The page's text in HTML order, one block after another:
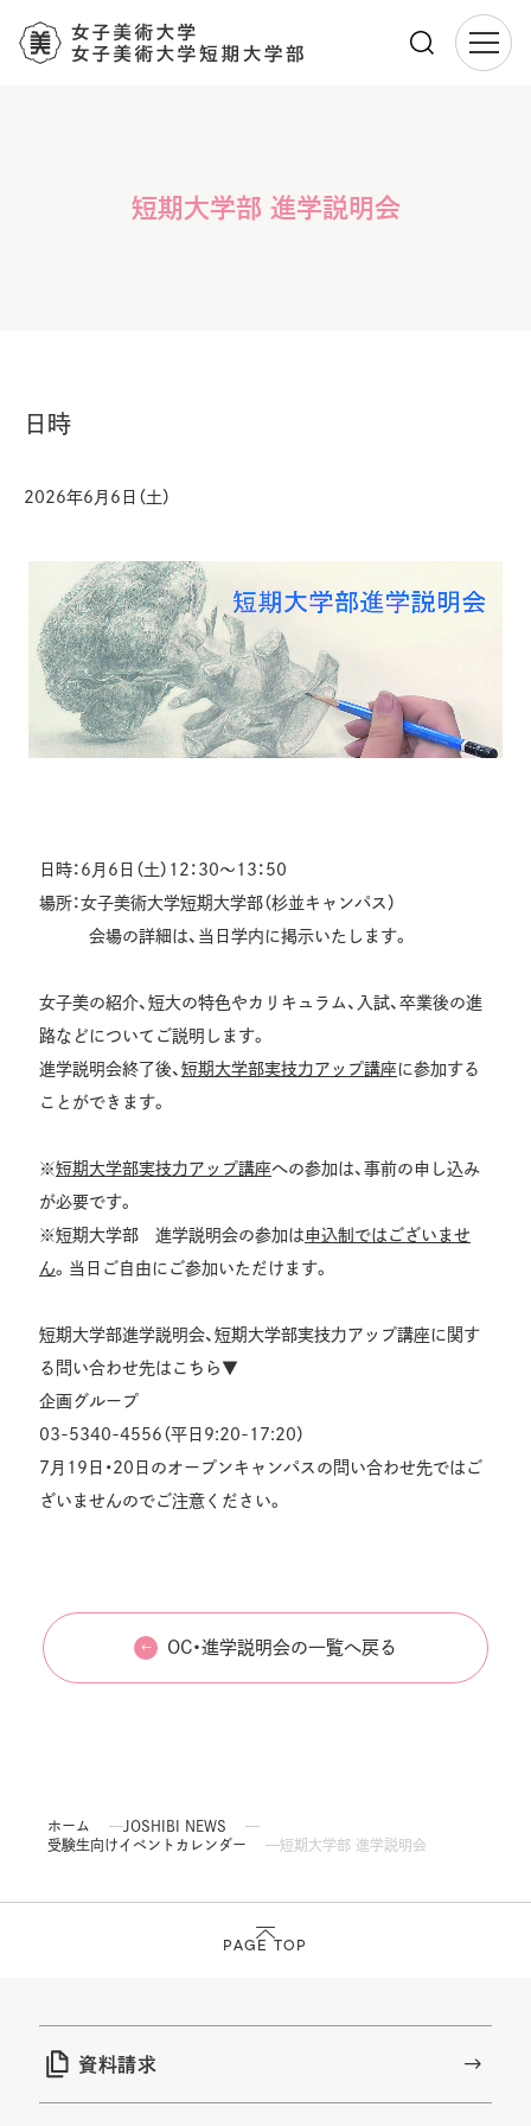
短期大学部 進学説明会
日時
2026年6月6日（土）
日時：6月6日（土）12：30～13：50
場所：女子美術大学短期大学部（杉並キャンパス）
会場の詳細は、当日学内に掲示いたします。
女子美の紹介、短大の特色やカリキュラム、入試、卒業後の進
路などについてご説明します。
進学説明会終了後、 短期大学部実技力アップ講座に参加する
ことができます。
※短期大学部実技力アップ講座への参加は、事前の申し込み
が必要です。
※短期大学部 進学説明会の参加は 申込制ではございませ
ん。当日ご自由にご参加いただけます。
短期大学部進学説明会、短期大学部実技力アップ講座に関す
る問い合わせ先はこちら▼
企画グループ
03-5340-4556（平日9:20-17:20）
7月19日・20日のオープンキャンパスの問い合わせ先ではご
ざいませんのでご注意ください。
OC・進学説明会の一覧へ戻る
ホーム
JOSHIBI NEWS
受験生向けイベントカレンダー
短期大学部 進学説明会
PAGE TOP
資料請求